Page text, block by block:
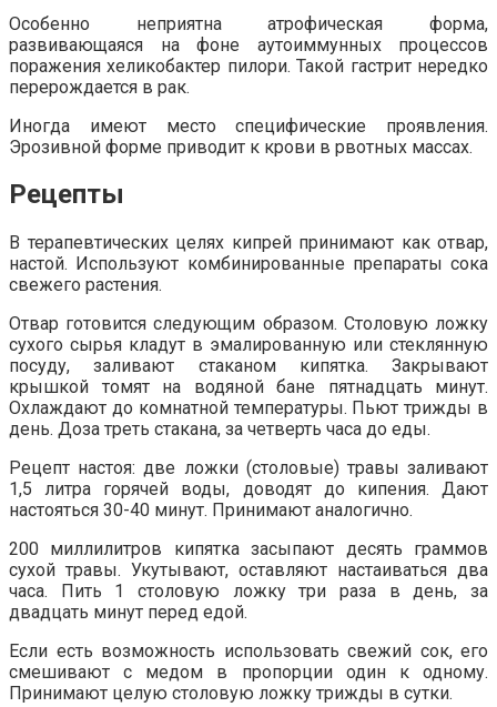
Особенно неприятна атрофическая форма,
развивающаяся на фоне аутоиммунных процессов
поражения хеликобактер пилори. Такой гастрит нередко
перерождается в рак.
Иногда имеют место специфические проявления.
Эрозивной форме приводит к крови в рвотных массах.
Рецепты
В терапевтических целях кипрей принимают как отвар,
настой. Используют комбинированные препараты сока
свежего растения.
Отвар готовится следующим образом. Столовую ложку
сухого сырья кладут в эмалированную или стеклянную
посуду, заливают стаканом кипятка. Закрывают
крышкой томят на водяной бане пятнадцать минут.
Охлаждают до комнатной температуры. Пьют трижды в
день. Доза треть стакана, за четверть часа до еды.
Рецепт настоя: две ложки (столовые) травы заливают
1,5 литра горячей воды, доводят до кипения. Дают
настояться 30-40 минут. Принимают аналогично.
200 миллилитров кипятка засыпают десять граммов
сухой травы. Укутывают, оставляют настаиваться два
часа. Пить 1 столовую ложку три раза в день, за
двадцать минут перед едой.
Если есть возможность использовать свежий сок, его
смешивают с медом в пропорции один к одному.
Принимают целую столовую ложку трижды в сутки.